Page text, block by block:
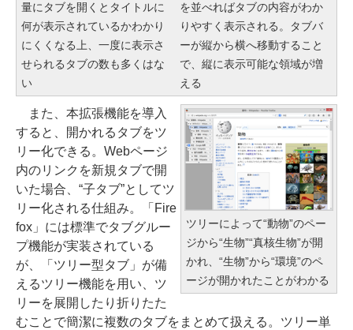
量にタブを開くとタイトルに
何が表示されているかわかり
にくくなる上、一度に表示さ
せられるタブの数も多くはな
い
を並べればタブの内容がわか
りやすく表示される。タブバ
ーが縦から横へ移動すること
で、縦に表示可能な領域が増
える
ツリーによって“動物”のペー
ジから“生物”“真核生物”が開
かれ、“生物”から“環境”のペ
ージが開かれたことがわかる
また、本拡張機能を導入
すると、開かれるタブをツ
リー化できる。Webページ
内のリンクを新規タブで開
いた場合、“子タブ”としてツ
リー化される仕組み。「Fire
fox」には標準でタブグルー
プ機能が実装されている
が、「ツリー型タブ」が備
えるツリー機能を用い、ツ
リーを展開したり折りたた
むことで簡潔に複数のタブをまとめて扱える。ツリー単